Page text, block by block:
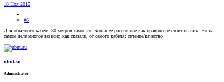
18 Ноя 2015
#6
Для обычного кабеля 30 метров самое то. Большее расстояние как правило не стоит пытать. Но на
самом деле многое зависит, как сказали, от самого кабеля: сечение/качество
ubnt.su
Administrator